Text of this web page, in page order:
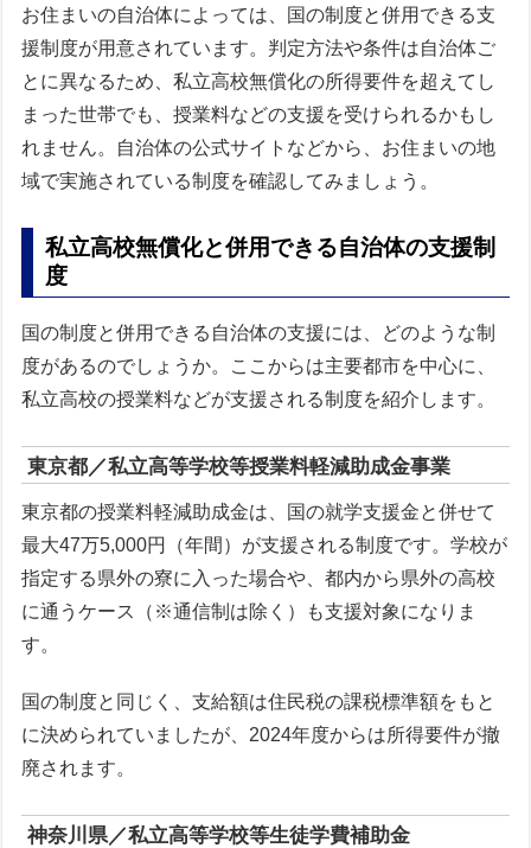
お住まいの自治体によっては、国の制度と併用できる支
援制度が用意されています。判定方法や条件は自治体ご
とに異なるため、私立高校無償化の所得要件を超えてし
まった世帯でも、授業料などの支援を受けられるかもし
れません。自治体の公式サイトなどから、お住まいの地
域で実施されている制度を確認してみましょう。
私立高校無償化と併用できる自治体の支援制
度
国の制度と併用できる自治体の支援には、どのような制
度があるのでしょうか。ここからは主要都市を中心に、
私立高校の授業料などが支援される制度を紹介します。
東京都／私立高等学校等授業料軽減助成金事業
東京都の授業料軽減助成金は、国の就学支援金と併せて
最大47万5,000円（年間）が支援される制度です。学校が
指定する県外の寮に入った場合や、都内から県外の高校
に通うケース（※通信制は除く）も支援対象になりま
す。
国の制度と同じく、支給額は住民税の課税標準額をもと
に決められていましたが、2024年度からは所得要件が撤
廃されます。
神奈川県／私立高等学校等生徒学費補助金